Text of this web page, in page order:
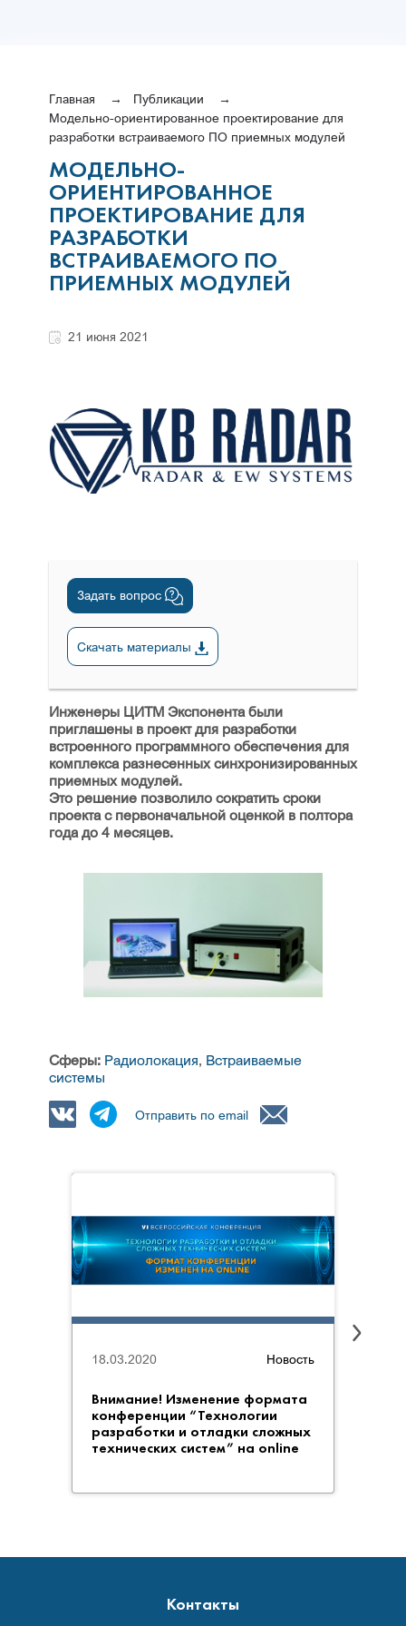
Главная
Публикации
Модельно-ориентированное проектирование для
разработки встраиваемого ПО приемных модулей
МОДЕЛЬНО-
ОРИЕНТИРОВАННОЕ
ПРОЕКТИРОВАНИЕ ДЛЯ
РАЗРАБОТКИ
ВСТРАИВАЕМОГО ПО
ПРИЕМНЫХ МОДУЛЕЙ
21 июня 2021
Инженеры ЦИТМ Экспонента были
приглашены в проект для разработки
встроенного программного обеспечения для
комплекса разнесенных синхронизированных
приемных модулей.
Это решение позволило сократить сроки
проекта с первоначальной оценкой в полтора
года до 4 месяцев.
Сферы: Радиолокация, Встраиваемые
системы
Задать вопрос
Скачать материалы
Отправить по email
Новость
Внимание! Изменение формата
конференции “Технологии
разработки и отладки сложных
технических систем” на online
18.03.2020
Контакты